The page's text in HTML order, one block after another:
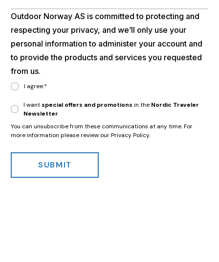
Outdoor Norway AS is committed to protecting and
respecting your privacy, and we’ll only use your
personal information to administer your account and
to provide the products and services you requested
from us.
I agree.*
I want special offers and promotions in the Nordic Traveler
Newsletter.
You can unsubscribe from these communications at any time. For
more information please review our Privacy Policy.